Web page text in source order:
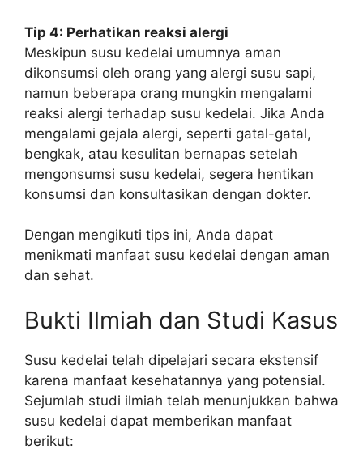
Tip 4: Perhatikan reaksi alergi
Meskipun susu kedelai umumnya aman
dikonsumsi oleh orang yang alergi susu sapi,
namun beberapa orang mungkin mengalami
reaksi alergi terhadap susu kedelai. Jika Anda
mengalami gejala alergi, seperti gatal-gatal,
bengkak, atau kesulitan bernapas setelah
mengonsumsi susu kedelai, segera hentikan
konsumsi dan konsultasikan dengan dokter.
Dengan mengikuti tips ini, Anda dapat
menikmati manfaat susu kedelai dengan aman
dan sehat.
Bukti Ilmiah dan Studi Kasus
Susu kedelai telah dipelajari secara ekstensif
karena manfaat kesehatannya yang potensial.
Sejumlah studi ilmiah telah menunjukkan bahwa
susu kedelai dapat memberikan manfaat
berikut: